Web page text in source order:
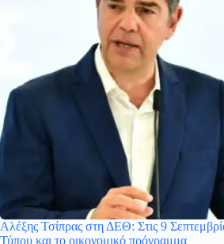
Αλέξης Τσίπρας στη ΔΕΘ: Στις 9
Τύπου και το οικονομικό πρόγραμμα